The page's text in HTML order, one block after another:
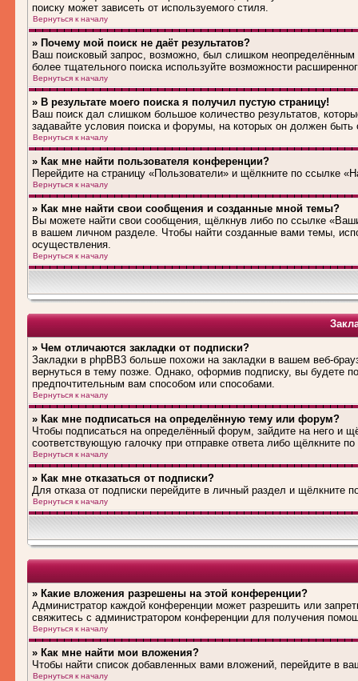
поиску может зависеть от используемого стиля.
Вернуться к началу
» Почему мой поиск не даёт результатов?
Ваш поисковый запрос, возможно, был слишком
более тщательного поиска используйте возможности
Вернуться к началу
» В результате моего поиска я получил пустую страницу!
Ваш поиск дал слишком большое количество результатов,
задавайте условия поиска и форумы, на которых он должен быть
Вернуться к началу
» Как мне найти пользователя конференции?
Перейдите на страницу «Пользователи» и щёлкните по ссылке
Вернуться к началу
» Как мне найти свои сообщения и созданные мной темы?
Вы можете найти свои сообщения, щёлкнув либо по ссылке
в вашем личном разделе. Чтобы найти созданные вами темы,
осуществления.
Вернуться к началу
» Чем отличаются закладки от подписки?
Закладки в phpBB3 больше похожи на закладки в вашем веб-
вернуться в тему позже. Однако, оформив подписку, вы будете
предпочтительным вам способом или способами.
Вернуться к началу
» Как мне подписаться на определённую тему или форум?
Чтобы подписаться на определённый форум, зайдите на него и
соответствующую галочку при отправке ответа либо щёлкните
Вернуться к началу
» Как мне отказаться от подписки?
Для отказа от подписки перейдите в личный раздел и щёлкните
Вернуться к началу
» Какие вложения разрешены на этой конференции?
Администратор каждой конференции может разрешить или
свяжитесь с администратором конференции для получения
Вернуться к началу
» Как мне найти мои вложения?
Чтобы найти список добавленных вами вложений, перейдите в
Вернуться к началу